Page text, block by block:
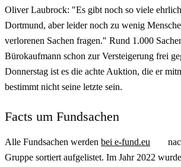
Oliver Laubrock: "Es gibt noch so viele
Dortmund, aber leider noch zu wenig
verlorenen Sachen fragen." Rund 1.000
Bürokaufmann schon zur Versteigerung frei
Donnerstag ist es die achte Auktion, die er
bestimmt nicht seine letzte sein.
Facts um Fundsachen
Alle Fundsachen werden bei e-fund.eu
Gruppe sortiert aufgelistet. Im Jahr 2022